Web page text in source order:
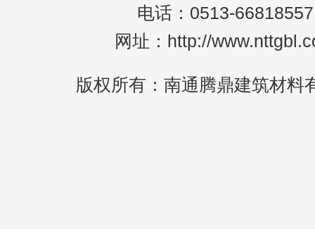
电话：0513-66818557
网址：http://
版权所有：南通腾鼎建筑材料